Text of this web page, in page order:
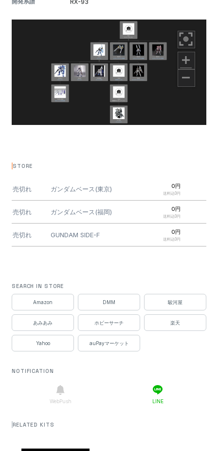
RX-93
STORE
売切れ ガンダムベース(東京) 0円
送料込0円
売切れ ガンダムベース(福岡) 0円
送料込0円
売切れ GUNDAM SIDE-F 0円
送料込0円
SEARCH IN STORE
Amazon DMM 駿河屋
あみあみ ホビーサーチ 楽天
Yahoo auPayマーケット
NOTIFICATION
WebPush LINE
RELATED KITS